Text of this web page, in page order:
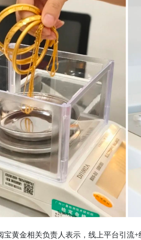
金相关负责人表示，线上平台引流+